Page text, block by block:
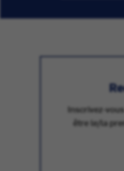
Inscrivez-
être le/la